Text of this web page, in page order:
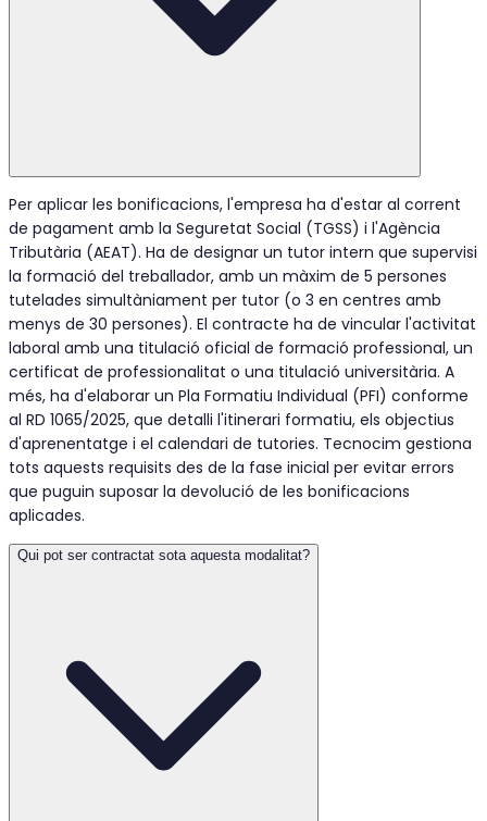
Per aplicar les bonificacions, l'empresa ha d'estar al corrent
de pagament amb la Seguretat Social (TGSS) i l'Agència
Tributària (AEAT). Ha de designar un tutor intern que supervisi
la formació del treballador, amb un màxim de 5 persones
tutelades simultàniament per tutor (o 3 en centres amb
menys de 30 persones). El contracte ha de vincular l'activitat
laboral amb una titulació oficial de formació professional, un
certificat de professionalitat o una titulació universitària. A
més, ha d'elaborar un Pla Formatiu Individual (PFI) conforme
al RD 1065/2025, que detalli l'itinerari formatiu, els objectius
d'aprenentatge i el calendari de tutories. Tecnocim gestiona
tots aquests requisits des de la fase inicial per evitar errors
que puguin suposar la devolució de les bonificacions
aplicades.
Qui pot ser contractat sota aquesta modalitat?